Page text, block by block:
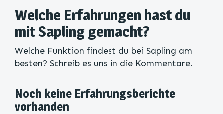
Welche Erfahrungen hast du
mit Sapling gemacht?
Welche Funktion findest du bei Sapling am
besten? Schreib es uns in die Kommentare.
Noch keine Erfahrungsberichte
vorhanden